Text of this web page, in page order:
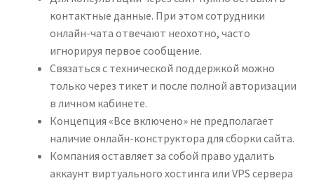
контактные данные. При этом сотрудники
онлайн-чата отвечают неохотно, часто
игнорируя первое сообщение.
Связаться с технической поддержкой можно
только через тикет и после полной авторизации
в личном кабинете.
Концепция «Все включено» не предполагает
наличие онлайн-конструктора для сборки сайта.
Компания оставляет за собой право удалить
аккаунт виртуального хостинга или VPS сервера